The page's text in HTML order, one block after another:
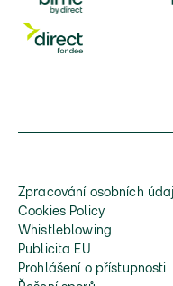
Zpracování osobních
Cookies Policy
Whistleblowing
Publicita EU
Prohlášení o přístupnosti